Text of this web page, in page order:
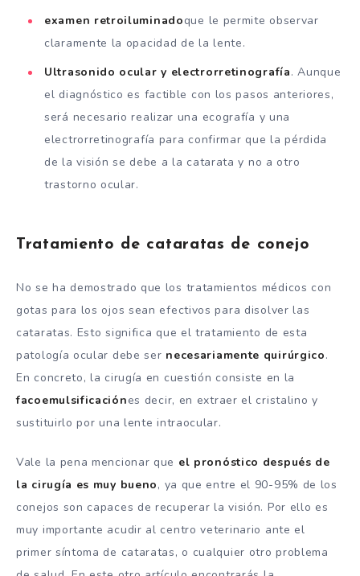
examen retroiluminadoque le permite observar
claramente la opacidad de la lente.
Ultrasonido ocular y electrorretinografía. Aunque
el diagnóstico es factible con los pasos anteriores,
será necesario realizar una ecografía y una
electrorretinografía para confirmar que la pérdida
de la visión se debe a la catarata y no a otro
trastorno ocular.
Tratamiento de cataratas de conejo
No se ha demostrado que los tratamientos médicos con
gotas para los ojos sean efectivos para disolver las
cataratas. Esto significa que el tratamiento de esta
patología ocular debe ser necesariamente quirúrgico.
En concreto, la cirugía en cuestión consiste en la
facoemulsificaciónes decir, en extraer el cristalino y
sustituirlo por una lente intraocular.
Vale la pena mencionar que el pronóstico después de
la cirugía es muy bueno, ya que entre el 90-95% de los
conejos son capaces de recuperar la visión. Por ello es
muy importante acudir al centro veterinario ante el
primer síntoma de cataratas, o cualquier otro problema